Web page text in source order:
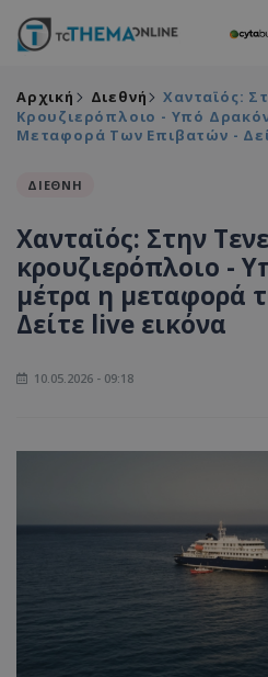
Αρχική Διεθνή
Χανταϊός:
Κρουζιερόπλοιο - Υπό
Μεταφορά Των Επιβατών -
ΔΙΕΘΝΗ
Χανταϊός: Στην
κρουζιερόπλοιο -
μέτρα η μεταφορά
Δείτε live εικόνα
10.05.2026 - 09:18